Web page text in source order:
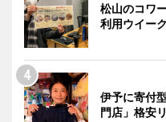
松山のコワ
利用ウイー
伊予に寄付
門店」格安